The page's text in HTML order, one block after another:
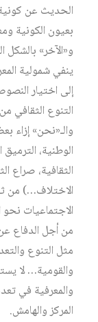
الحديث عن
بعيون الكونية
و«الآخر»
ينفي شمولية
إلى اختيار
التنوع الثقافي
والـ«نحن» إزاء
الوطنية، الترميق
الثقافية، صراع
الاختلاف…) من
الاجتماعيات
من أجل الدفاع
مثل التنوع
والقومية… لا
والمعرفية في
المركز والهامش.